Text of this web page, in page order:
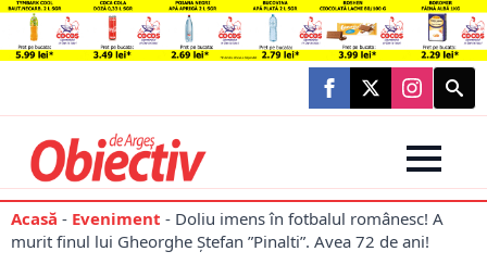
Search
for:
Acasă - Eveniment - Doliu imens în fotbalul românesc! A
murit finul lui Gheorghe Ștefan ”Pinalti”. Avea 72 de ani!